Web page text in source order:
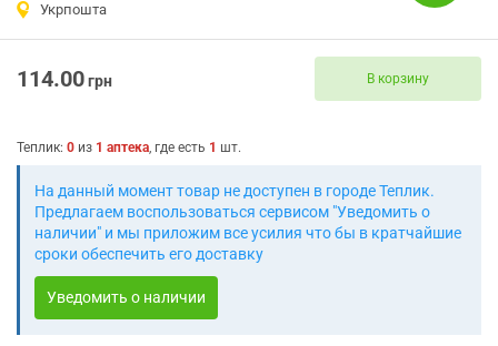
Укрпошта
114.00грн В корзину
Теплик: 0 из 1 аптека, где есть 1 шт.
На данный момент товар не доступен в городе Теплик.
Предлагаем воспользоваться сервисом "Уведомить о
наличии" и мы приложим все усилия что бы в кратчайшие
сроки обеспечить его доставку
Уведомить о наличии